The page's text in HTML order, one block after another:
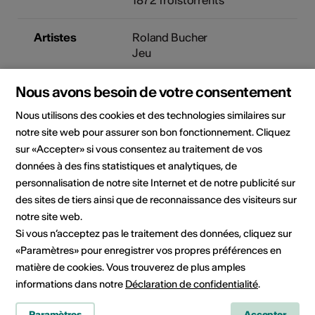
Artistes
Roland Bucher
Jeu
Chine Curchod
Jeu
Organisateur
La Gare, arts et jeunesse
Avenue de la Gare 60
Case postale 119
1870 Monthey
Réservations 024 475 79 63
E-Mail
Site Internet
Nous avons besoin de votre consentement
Nous utilisons des cookies et des technologies similaires sur
notre site web pour assurer son bon fonctionnement. Cliquez
sur «Accepter» si vous consentez au traitement de vos
données à des fins statistiques et analytiques, de
personnalisation de notre site Internet et de notre publicité sur
des sites de tiers ainsi que de reconnaissance des visiteurs sur
notre site web.
Si vous n’acceptez pas le traitement des données, cliquez sur
«Paramètres» pour enregistrer vos propres préférences en
matière de cookies. Vous trouverez de plus amples
informations dans notre Déclaration de confidentialité.